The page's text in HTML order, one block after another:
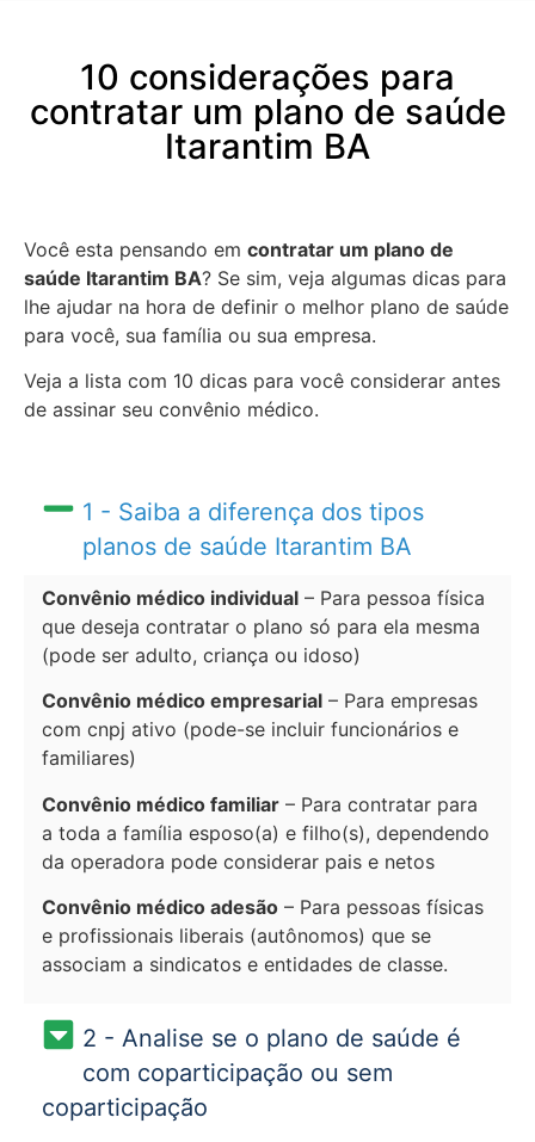
10 considerações para
contratar um plano de saúde
Itarantim BA
Você esta pensando em contratar um plano de
saúde Itarantim BA? Se sim, veja algumas dicas para
lhe ajudar na hora de definir o melhor plano de saúde
para você, sua família ou sua empresa.
Veja a lista com 10 dicas para você considerar antes
de assinar seu convênio médico.
1 - Saiba a diferença dos tipos
planos de saúde Itarantim BA
Convênio médico individual – Para pessoa física
que deseja contratar o plano só para ela mesma
(pode ser adulto, criança ou idoso)
Convênio médico empresarial – Para empresas
com cnpj ativo (pode-se incluir funcionários e
familiares)
Convênio médico familiar – Para contratar para
a toda a família esposo(a) e filho(s), dependendo
da operadora pode considerar pais e netos
Convênio médico adesão – Para pessoas físicas
e profissionais liberais (autônomos) que se
associam a sindicatos e entidades de classe.
2 - Analise se o plano de saúde é
com coparticipação ou sem
coparticipação